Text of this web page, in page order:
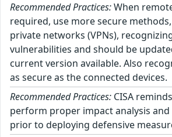
Recommended Practices:When
required, use more secure
private networks (VPNs),
vulnerabilities and should be
current version available. Also
as secure as the connected devices.
Recommended Practices: CISA
perform proper impact analysis
prior to deploying defensive